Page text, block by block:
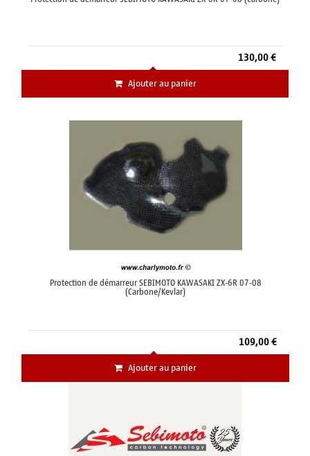
130,00 €
Ajouter au panier
Protection de démarreur SEBIMOTO KAWASAKI ZX-6R 07-08
(Carbone/Kevlar)
109,00 €
Ajouter au panier